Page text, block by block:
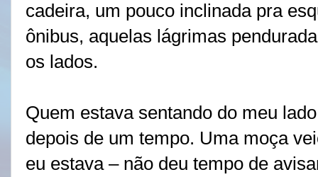
cadeira, um pouco inclinada pra
ônibus, aquelas lágrimas
os lados.
Quem estava sentando do meu
depois de um tempo. Uma moça
eu estava – não deu tempo de